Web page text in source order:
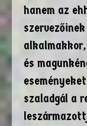
hanem az
és
szaladgál a